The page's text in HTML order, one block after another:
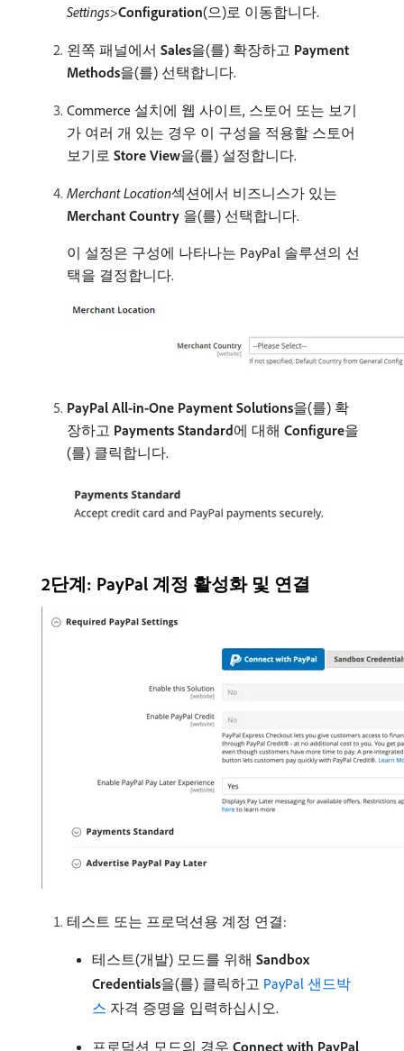
Settings>Configuration(으)로 이동합니다.
왼쪽 패널에서 Sales​을(를) 확장하고 Payment
Methods​을(를) 선택합니다.
Commerce 설치에 웹 사이트, 스토어 또는 보기
가 여러 개 있는 경우 이 구성을 적용할 스토어
보기로 Store View​을(를) 설정합니다.
Merchant Location​섹션에서 비즈니스가 있는​
Merchant Country ​을(를) 선택합니다.
이 설정은 구성에 나타나는 PayPal 솔루션의 선
택을 결정합니다.
PayPal All-in-One Payment Solutions​을(를) 확
장하고 Payments Standard​에 대해 Configure​을
(를) 클릭합니다.
2단계: PayPal 계정 활성화 및 연결
테스트 또는 프로덕션용 계정 연결:
테스트(개발) 모드를 위해 Sandbox
Credentials​을(를) 클릭하고 PayPal 샌드박
스 자격 증명을 입력하십시오.
프로덕션 모드의 경우 Connect with PayPal